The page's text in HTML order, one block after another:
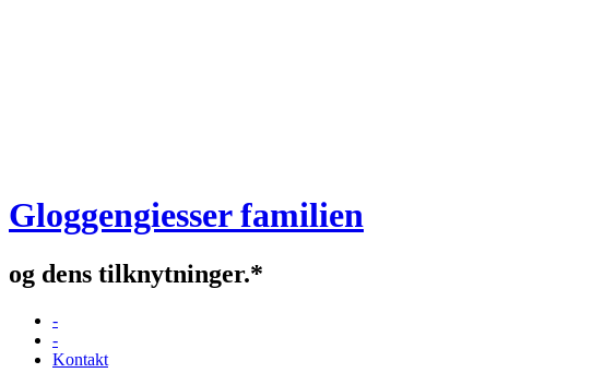
Gloggengiesser familien
og dens tilknytninger.*
-
-
Kontakt